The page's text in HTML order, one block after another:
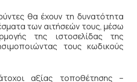
θα έχουν τη δυνατότητα
των αιτήσεών τους, μέσω
της ιστοσελίδας της
τους κωδικούς
αξίας τοποθέτησης –